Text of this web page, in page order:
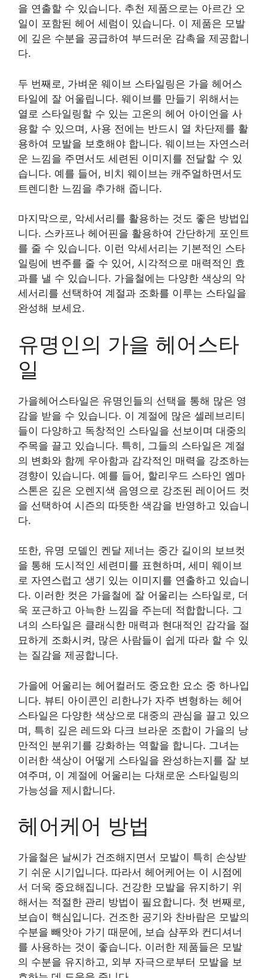
을 연출할 수 있습니다. 추천 제품으로는 아르간 오
일이 포함된 헤어 세럼이 있습니다. 이 제품은 모발
에 깊은 수분을 공급하여 부드러운 감촉을 제공합니
다.
두 번째로, 가벼운 웨이브 스타일링은 가을 헤어스
타일에 잘 어울립니다. 웨이브를 만들기 위해서는
열로 스타일링할 수 있는 고온의 헤어 아이언을 사
용할 수 있으며, 사용 전에는 반드시 열 차단제를 활
용하여 모발을 보호해야 합니다. 웨이브는 자연스러
운 느낌을 주면서도 세련된 이미지를 전달할 수 있
습니다. 예를 들어, 비치 웨이브는 캐주얼하면서도
트렌디한 느낌을 추가해 줍니다.
마지막으로, 악세서리를 활용하는 것도 좋은 방법입
니다. 스카프나 헤어핀을 활용하여 간단하게 포인트
를 줄 수 있습니다. 이런 악세서리는 기본적인 스타
일링에 변주를 줄 수 있어, 시각적으로 매력적인 효
과를 낼 수 있습니다. 가을철에는 다양한 색상의 악
세서리를 선택하여 계절과 조화를 이루는 스타일을
완성해 보세요.
유명인의 가을 헤어스타
일
가을헤어스타일은 유명인들의 선택을 통해 많은 영
감을 받을 수 있습니다. 이 계절에 많은 셀레브리티
들이 다양하고 독창적인 스타일을 선보이며 대중의
주목을 끌고 있습니다. 특히, 그들의 스타일은 계절
의 변화와 함께 우아함과 감각적인 매력을 강조하는
경향이 있습니다. 예를 들어, 할리우드 스타인 엠마
스톤은 깊은 오렌지색 음영으로 강조된 레이어드 컷
을 선택하여 시즌의 따뜻한 색감을 반영하고 있습니
다.
또한, 유명 모델인 켄달 제너는 중간 길이의 보브컷
을 통해 도시적인 세련미를 표현하며, 세미 웨이브
로 자연스럽고 생기 있는 이미지를 연출하고 있습니
다. 이러한 컷은 가을철에 잘 어울리는 스타일로, 더
욱 포근하고 아늑한 느낌을 주는데 적합합니다. 그
녀의 스타일은 클래식한 매력과 현대적인 감각을 절
묘하게 조화시켜, 많은 사람들이 쉽게 따라 할 수 있
는 질감을 제공합니다.
가을에 어울리는 헤어컬러도 중요한 요소 중 하나입
니다. 뷰티 아이콘인 리한나가 자주 변형하는 헤어
스타일은 다양한 색상으로 대중의 관심을 끌고 있으
며, 특히 깊은 레드와 다크 브라운 조합이 가을의 낭
만적인 분위기를 강화하는 역할을 합니다. 그녀는
이러한 색상이 어떻게 스타일을 완성하는지를 잘 보
여주며, 이 계절에 어울리는 다채로운 스타일링의
가능성을 제시합니다.
헤어케어 방법
가을철은 날씨가 건조해지면서 모발이 특히 손상받
기 쉬운 시기입니다. 따라서 헤어케어는 이 시점에
서 더욱 중요해집니다. 건강한 모발을 유지하기 위
해서는 적절한 관리 방법이 필요합니다. 첫 번째로,
보습이 핵심입니다. 건조한 공기와 찬바람은 모발의
수분을 빼앗아 가기 때문에, 보습 샴푸와 컨디셔너
를 사용하는 것이 좋습니다. 이러한 제품들은 모발
의 수분을 유지하고, 외부 자극으로부터 모발을 보